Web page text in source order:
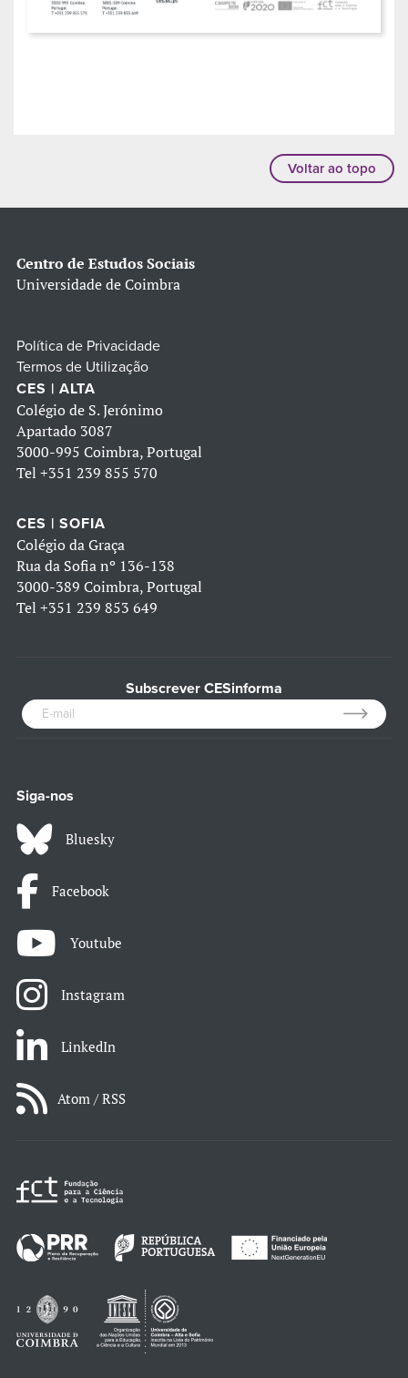
Voltar ao topo
Centro de Estudos Sociais
Universidade de Coimbra
Política de Privacidade
Termos de Utilização
CES | ALTA
Colégio de S. Jerónimo
Apartado 3087
3000-995 Coimbra, Portugal
Tel +351 239 855 570
CES | SOFIA
Colégio da Graça
Rua da Sofia nº 136-138
3000-389 Coimbra, Portugal
Tel +351 239 853 649
Subscrever CESinforma
Siga-nos
Bluesky
Facebook
Youtube
Instagram
LinkedIn
Atom / RSS